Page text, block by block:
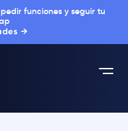
funciones y seguir tu
→